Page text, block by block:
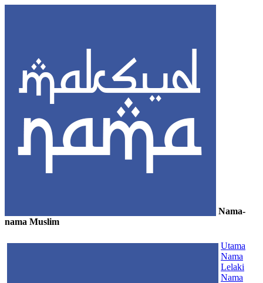
Nama-
nama Muslim
Utama
Nama
Lelaki
Nama